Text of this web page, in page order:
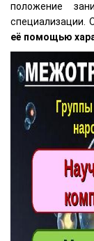
положение
специализации.
её помощью